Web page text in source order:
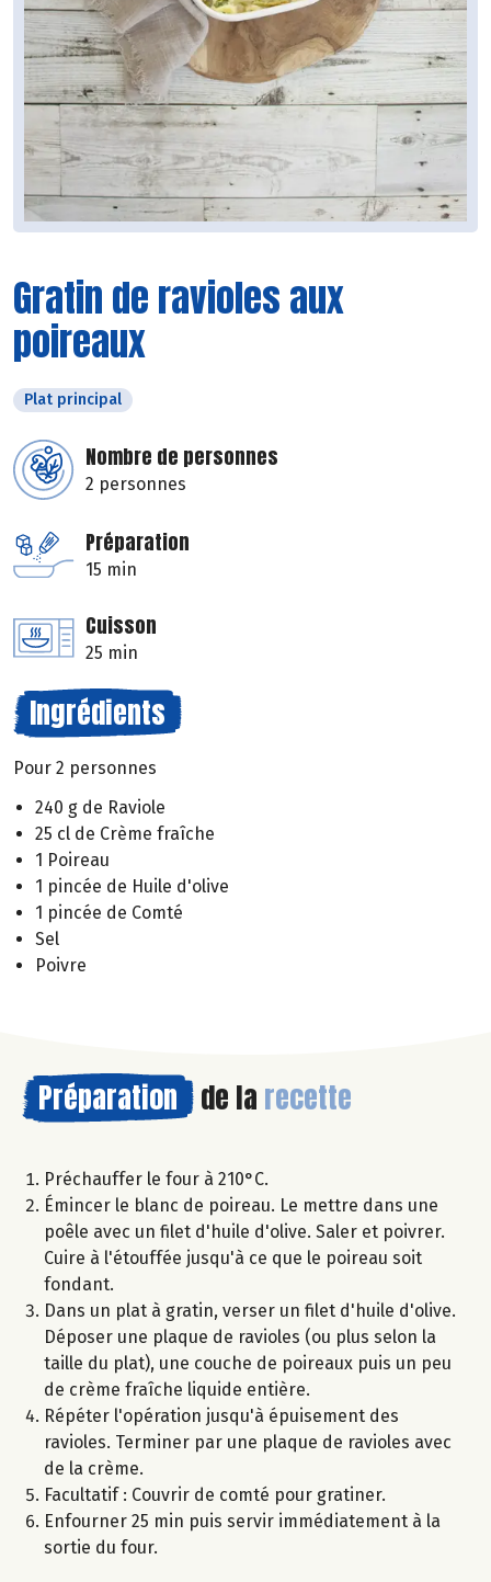
Gratin de ravioles aux
poireaux
Plat principal
Nombre de personnes
2 personnes
Préparation
15 min
Cuisson
25 min
Ingrédients
Pour 2 personnes
240 g de Raviole
25 cl de Crème fraîche
1 Poireau
1 pincée de Huile d'olive
1 pincée de Comté
Sel
Poivre
Préparation de la recette
Préchauffer le four à 210°C.
Émincer le blanc de poireau. Le mettre dans une
poêle avec un filet d'huile d'olive. Saler et poivrer.
Cuire à l'étouffée jusqu'à ce que le poireau soit
fondant.
Dans un plat à gratin, verser un filet d'huile d'olive.
Déposer une plaque de ravioles (ou plus selon la
taille du plat), une couche de poireaux puis un peu
de crème fraîche liquide entière.
Répéter l'opération jusqu'à épuisement des
ravioles. Terminer par une plaque de ravioles avec
de la crème.
Facultatif : Couvrir de comté pour gratiner.
Enfourner 25 min puis servir immédiatement à la
sortie du four.